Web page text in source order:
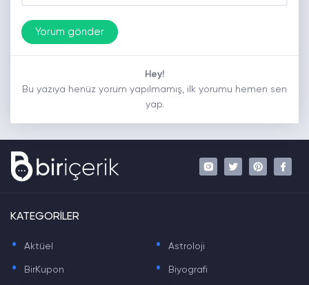
Hey!
Bu yazıya henüz yorum yapılmamış, ilk yorumu hemen sen
yap.
KATEGORİLER
. Aktüel . Astroloji
. BirKupon . Biyografi